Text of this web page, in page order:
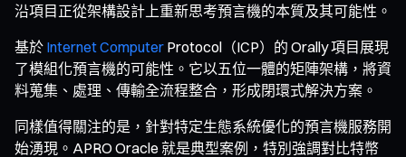
沿項目正從架構設計上重新思考預言機的本質及其可能性。
基於 Internet Computer Protocol（ICP）的 Orally 項目展現
了模組化預言機的可能性。它以五位一體的矩陣架構，將資
料蒐集、處理、傳輸全流程整合，形成閉環式解決方案。
同樣值得關注的是，針對特定生態系統優化的預言機服務開
始湧現。APRO Oracle 就是典型案例，特別強調對比特幣